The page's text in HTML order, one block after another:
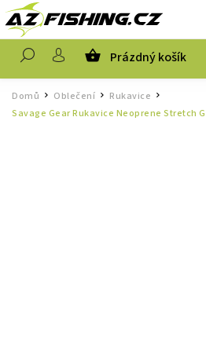
Prázdný košík
Domů / Oblečení / Rukavice /
Savage Gear Rukavice Neoprene Stretch